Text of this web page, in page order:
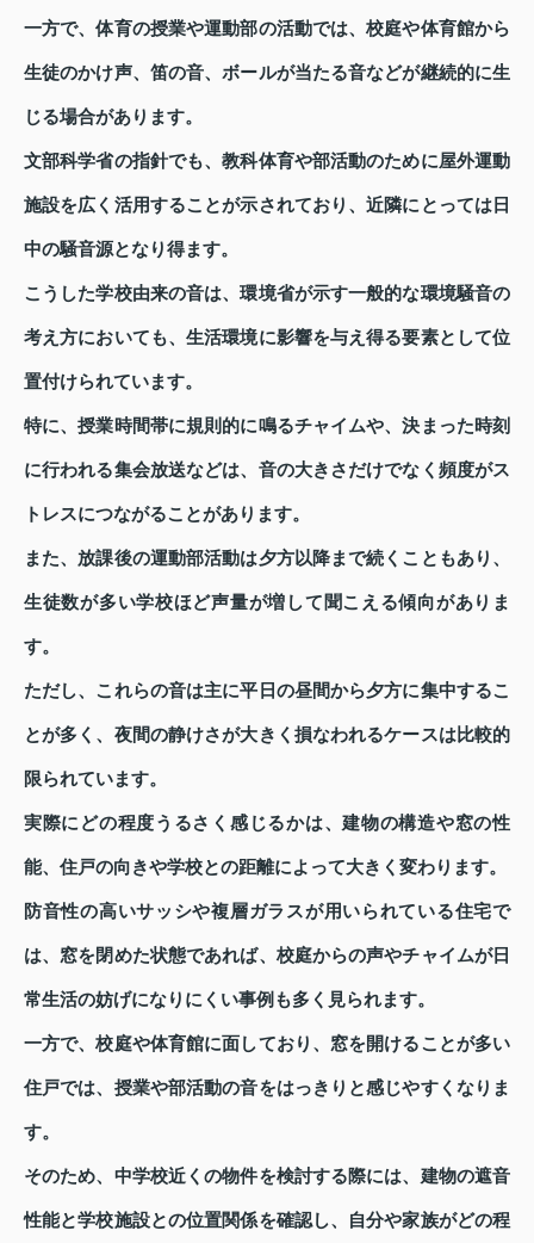
一方で、体育の授業や運動部の活動では、校庭や体育館から
生徒のかけ声、笛の音、ボールが当たる音などが継続的に生
じる場合があります。
文部科学省の指針でも、教科体育や部活動のために屋外運動
施設を広く活用することが示されており、近隣にとっては日
中の騒音源となり得ます。
こうした学校由来の音は、環境省が示す一般的な環境騒音の
考え方においても、生活環境に影響を与え得る要素として位
置付けられています。
特に、授業時間帯に規則的に鳴るチャイムや、決まった時刻
に行われる集会放送などは、音の大きさだけでなく頻度がス
トレスにつながることがあります。
また、放課後の運動部活動は夕方以降まで続くこともあり、
生徒数が多い学校ほど声量が増して聞こえる傾向がありま
す。
ただし、これらの音は主に平日の昼間から夕方に集中するこ
とが多く、夜間の静けさが大きく損なわれるケースは比較的
限られています。
実際にどの程度うるさく感じるかは、建物の構造や窓の性
能、住戸の向きや学校との距離によって大きく変わります。
防音性の高いサッシや複層ガラスが用いられている住宅で
は、窓を閉めた状態であれば、校庭からの声やチャイムが日
常生活の妨げになりにくい事例も多く見られます。
一方で、校庭や体育館に面しており、窓を開けることが多い
住戸では、授業や部活動の音をはっきりと感じやすくなりま
す。
そのため、中学校近くの物件を検討する際には、建物の遮音
性能と学校施設との位置関係を確認し、自分や家族がどの程